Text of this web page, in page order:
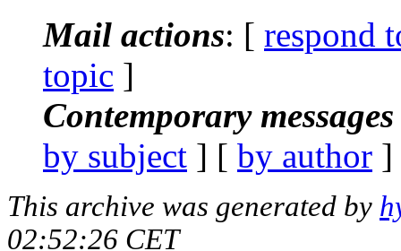
Mail actions: [ respond
topic ]
Contemporary
by subject ] [ by author
This archive was generated by
02:52:26 CET